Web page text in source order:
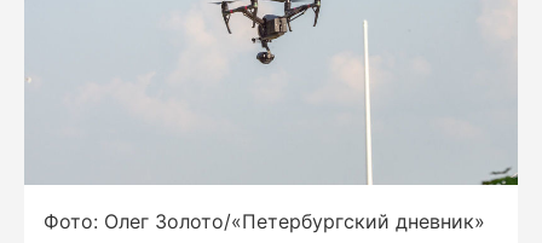
Фото: Олег Золото/«Петербургский дневник»